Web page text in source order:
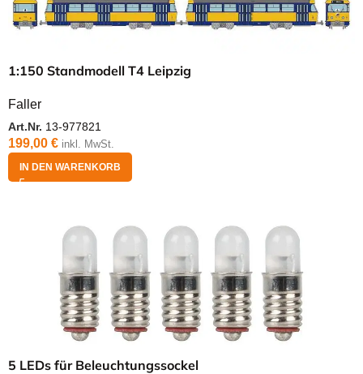
1:150 Standmodell T4 Leipzig
Faller
Art.Nr. 13-977821
199,00 € inkl. MwSt.
IN DEN WARENKORB
5 LEDs für Beleuchtungssockel